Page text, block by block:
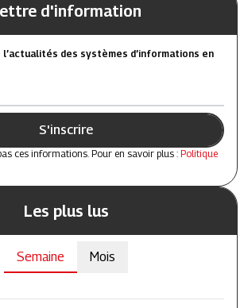
d'information
l’actualités des systèmes d’informations en
S'inscrire
ces informations. Pour en savoir plus : Politique
Les plus lus
Semaine Mois